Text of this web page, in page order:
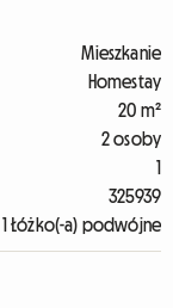
Mieszkanie
Homestay
20 m²
2 osoby
1
325939
Łóżko(-a) podwójne